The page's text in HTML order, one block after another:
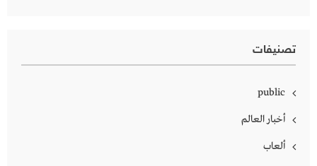
تصنيفات
public
أخبار العالم
ألعاب